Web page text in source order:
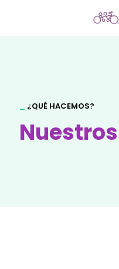
_ ¿QUÉ HACEMOS?